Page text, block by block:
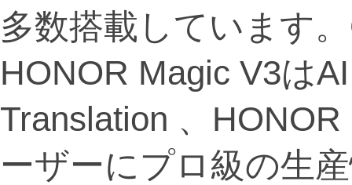
多数搭載しています
HONOR Magic V3は
Translation 、
ーザーにプロ級の生